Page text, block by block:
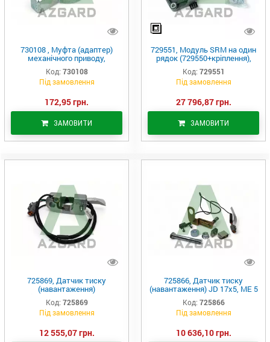
730108 , Муфта (адаптер)
механічного приводу,
(Precision Planting)
Код: 730108
Під замовлення
172,95 грн.
ЗАМОВИТИ
729551, Модуль SRM на один
рядок (729550+кріплення),
Precision Planting
Код: 729551
Під замовлення
27 796,87 грн.
ЗАМОВИТИ
725869, Датчик тиску
(навантаження)
White/MF/Challenger 8000,
(Precision Planting)
Код: 725869
Під замовлення
12 555,07 грн.
725866, Датчик тиску
(навантаження) JD 17x5, ME 5
Row Unit, (Precision Planting)
Код: 725866
Під замовлення
10 636,10 грн.